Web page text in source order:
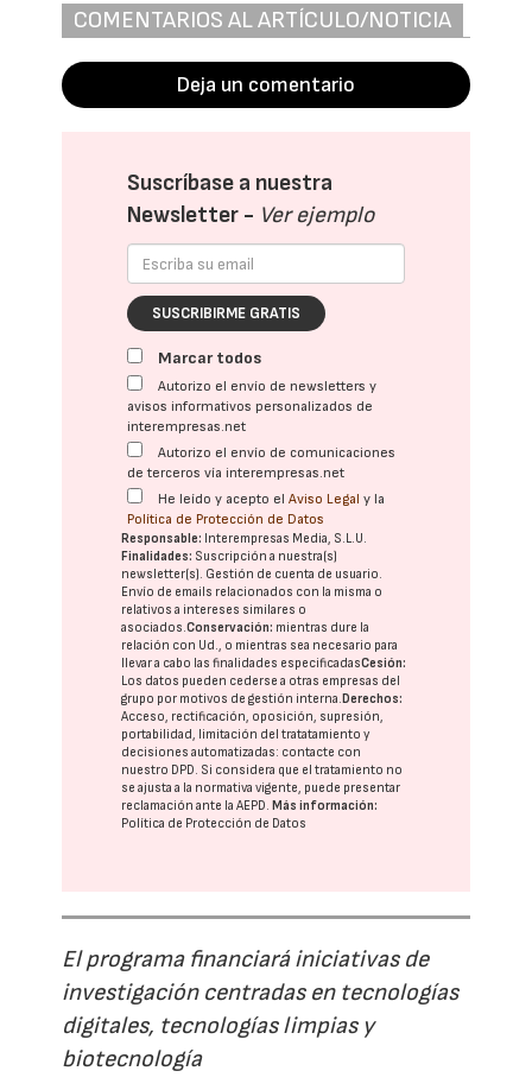
COMENTARIOS AL ARTÍCULO/NOTICIA
Deja un comentario
Suscríbase a nuestra
Newsletter - Ver ejemplo
SUSCRIBIRME GRATIS
Marcar todos
Autorizo el envío de newsletters y
avisos informativos personalizados de
interempresas.net
Autorizo el envío de comunicaciones
de terceros vía interempresas.net
He leído y acepto elAviso Legal y la
Política de Protección de Datos
Responsable: Interempresas Media, S.L.U.
Finalidades: Suscripción a nuestra(s)
newsletter(s). Gestión de cuenta de usuario.
Envío de emails relacionados con la misma o
relativos a intereses similares o
asociados.Conservación: mientras dure la
relación con Ud., o mientras sea necesario para
llevar a cabo las finalidades especificadasCesión:
Los datos pueden cederse a otras empresas del
grupo por motivos de gestión interna.Derechos:
Acceso, rectificación, oposición, supresión,
portabilidad, limitación del tratatamiento y
decisiones automatizadas: contacte con
nuestro DPD. Si considera que el tratamiento no
se ajusta a la normativa vigente, puede presentar
reclamación ante laAEPD.Más información:
Política de Protección de Datos
El programa financiará iniciativas de
investigación centradas en tecnologías
digitales, tecnologías limpias y
biotecnología